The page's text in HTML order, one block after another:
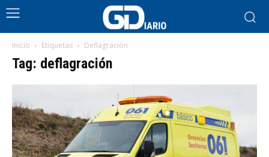
Inicio Etiquetas Deflagración
Tag: deflagración